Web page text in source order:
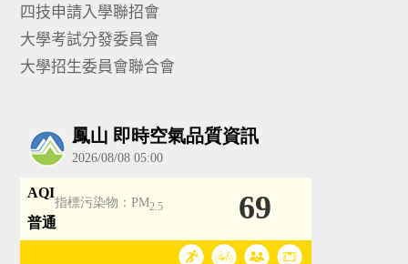
四技申請入學聯招會
大學考試分發委員會
大學招生委員會聯合會